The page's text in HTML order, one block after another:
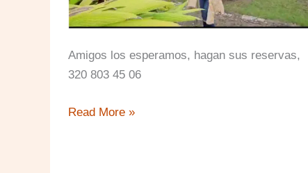
Amigos los esperamos, hagan sus reservas,
320 803 45 06
Invitación
Read More »